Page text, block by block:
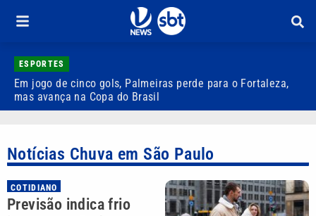
ESPORTES
Em jogo de cinco gols, Palmeiras perde para o Fortaleza,
mas avança na Copa do Brasil
Notícias Chuva em São Paulo
COTIDIANO
Previsão indica frio